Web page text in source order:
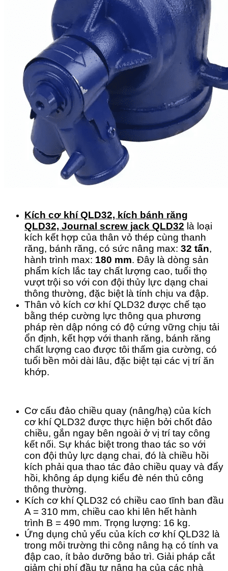
Kích cơ khí QLD32, kích bánh răng
QLD32, Journal screw jack QLD32 là loại
kích kết hợp của thân vỏ thép cùng thanh
răng, bánh răng, có sức nâng max: 32 tấn,
hành trình max: 180 mm. Đây là dòng sản
phẩm kích lắc tay chất lượng cao, tuổi thọ
vượt trội so với con đội thủy lực dạng chai
thông thường, đặc biệt là tính chịu va đập.
Thân vỏ kích cơ khí QLD32 được chế tạo
bằng thép cường lực thông qua phương
pháp rèn dập nóng có độ cứng vững chịu tải
ổn định, kết hợp với thanh răng, bánh răng
chất lượng cao được tôi thấm gia cường, có
tuổi bền mỏi dài lâu, đặc biệt tại các vị trí ăn
khớp.
Cơ cấu đảo chiều quay (nâng/hạ) của kích
cơ khí QLD32 được thực hiện bởi chốt đảo
chiều, gắn ngay bên ngoài ở vị trí tay công
kết nối. Sự khác biệt trong thao tác so với
con đội thủy lực dạng chai, đó là chiều hồi
kích phải qua thao tác đảo chiều quay và đẩy
hồi, không áp dụng kiểu đè nén thủ công
thông thường.
Kích cơ khí QLD32 có chiều cao tĩnh ban đầu
A = 310 mm, chiều cao khi lên hết hành
trình B = 490 mm. Trọng lượng: 16 kg.
Ứng dụng chủ yếu của kích cơ khí QLD32 là
trong môi trường thi công nâng hạ có tính va
đập cao, ít bảo dưỡng bảo trì. Giải pháp cắt
giảm chi phí đầu tư nâng hạ của các nhà